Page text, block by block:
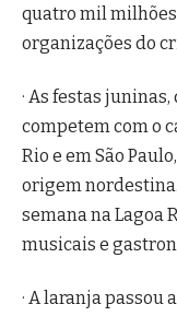
quatro mil
organizações do
· As festas
competem com o
Rio e em São
origem
semana na Lagoa
musicais e
· A laranja passou